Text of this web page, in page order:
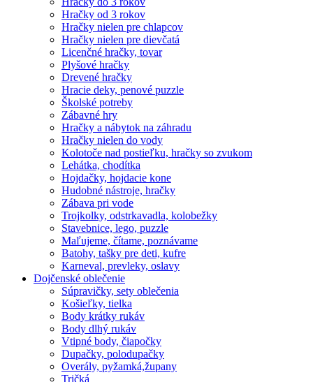
Hračky od 3 rokov
Hračky nielen pre chlapcov
Hračky nielen pre dievčatá
Licenčné hračky, tovar
Plyšové hračky
Drevené hračky
Hracie deky, penové puzzle
Školské potreby
Zábavné hry
Hračky a nábytok na záhradu
Hračky nielen do vody
Kolotoče nad postieľku, hračky so zvukom
Lehátka, chodítka
Hojdačky, hojdacie kone
Hudobné nástroje, hračky
Zábava pri vode
Trojkolky, odstrkavadla, kolobežky
Stavebnice, lego, puzzle
Maľujeme, čítame, poznávame
Batohy, tašky pre deti, kufre
Karneval, prevleky, oslavy
Dojčenské oblečenie
Súpravičky, sety oblečenia
Košieľky, tielka
Body krátky rukáv
Body dlhý rukáv
Vtipné body, čiapočky
Dupačky, polodupačky
Overály, pyžamká,župany
Tričká